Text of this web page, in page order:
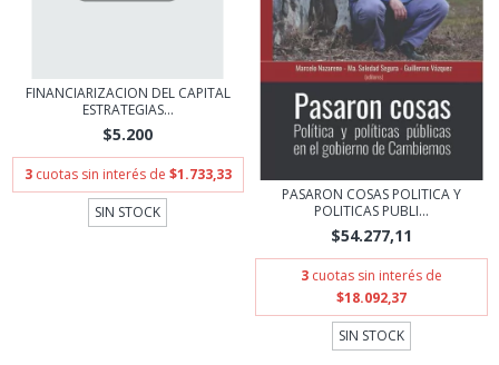
FINANCIARIZACION DEL CAPITAL
ESTRATEGIAS...
$5.200
3 cuotas sin interés de $1.733,33
SIN STOCK
PASARON COSAS POLITICA Y
POLITICAS PUBLI...
$54.277,11
3 cuotas sin interés de
$18.092,37
SIN STOCK